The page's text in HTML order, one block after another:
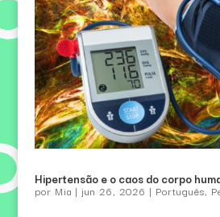
Hipertensão e o caos do corpo
por Mia | jun 26, 2026 | Português,